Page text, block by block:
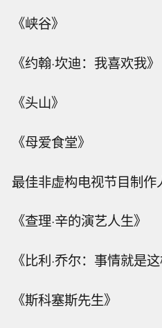
《峡谷》
《约翰·坎迪：我喜欢我》
《头山》
《母爱食堂》
最佳非虚构电视节目制作
《查理·辛的演艺人生》
《比利·乔尔：事情就是这
《斯科塞斯先生》